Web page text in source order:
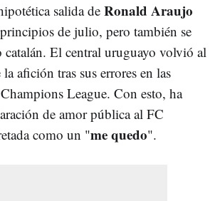
salida de Ronald Araujo
de julio, pero también se
catalán. El central uruguayo volvió al
afición tras sus errores en las
League. Con esto, ha
de amor pública al FC
como un "me quedo".